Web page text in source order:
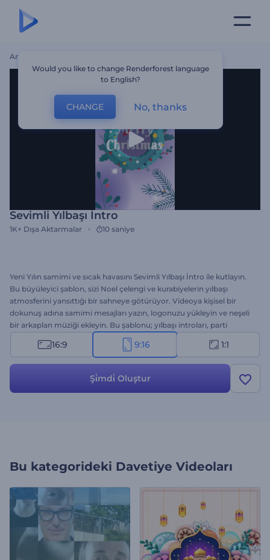
Ana Sayfa
Sevimli Yılbaşı İntro
1K+ Dışa Aktarmalar 10 saniye
Yeni Yılın samimi ve sıcak havasını Sevimli Yılbaşı İntro ile kutlayın.
Bu büyüleyici şablon, sizi Noel çelengi ve kurabiyelerin yılbaşı
atmosferini yansıttığı bir sahneye götürüyor. Videoya kişisel bir
dokunuş adına samimi mesajları yazın, logonuzu yükleyin ve neşeli
bir arkaplan müziği ekleyin. Bu şablonu; yılbaşı introları, parti
davetiyeleri, videolu yeni yıl kutlamaları, sunum girişleri ve sıcak bir
dokunuş gerektiren diğer projeler için kullanabilirsiniz. Hemen
16:9 9:16 1:1
Şi̇mdi̇ Oluştur
Bu kategorideki Davetiye Videoları
Would you like to change Renderforest language
to English?
CHANGE No, thanks